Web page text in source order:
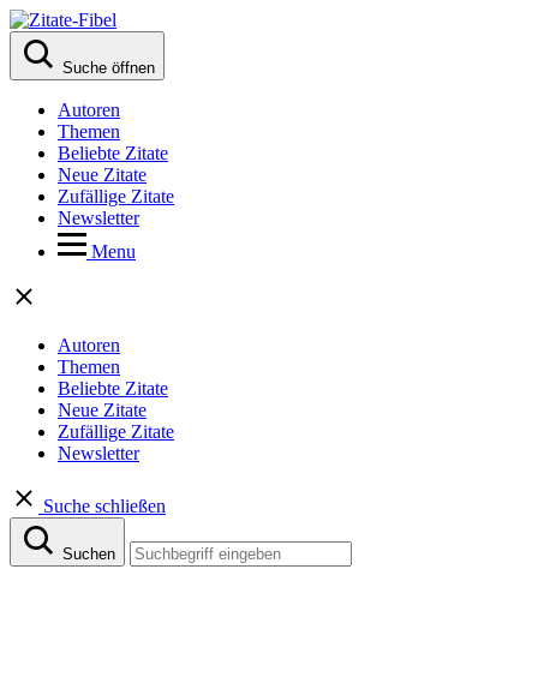
Suche öffnen
Autoren
Themen
Beliebte Zitate
Neue Zitate
Zufällige Zitate
Newsletter
Menu
Autoren
Themen
Beliebte Zitate
Neue Zitate
Zufällige Zitate
Newsletter
Suche schließen
Suchen